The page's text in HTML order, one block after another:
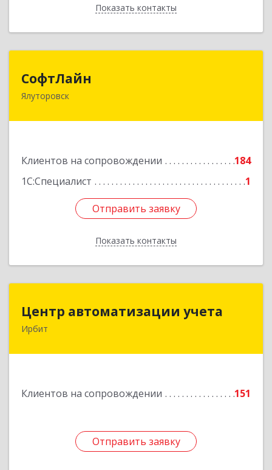
Показать контакты
Назад
СофтЛайн
Ялуторовск
Клиентов на сопровождении
184
1С:Специалист
1
Отправить заявку
Показать контакты
627010, Тюменская обл, Ялуторовский р-н,
Отправить заявку
Назад
Центр автоматизации учета
Ирбит
Клиентов на сопровождении 151
Отправить заявку
623854, Свердловская обл, Ирбит г, Маршала
Отправить заявку